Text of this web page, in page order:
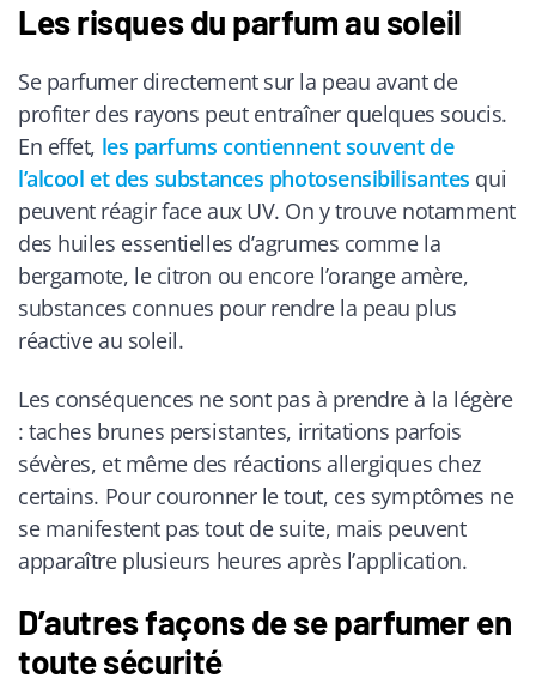
Les risques du parfum au soleil
Se parfumer directement sur la peau avant de
profiter des rayons peut entraîner quelques soucis.
En effet, les parfums contiennent souvent de
l’alcool et des substances photosensibilisantes qui
peuvent réagir face aux UV. On y trouve notamment
des huiles essentielles d’agrumes comme la
bergamote, le citron ou encore l’orange amère,
substances connues pour rendre la peau plus
réactive au soleil.
Les conséquences ne sont pas à prendre à la légère
: taches brunes persistantes, irritations parfois
sévères, et même des réactions allergiques chez
certains. Pour couronner le tout, ces symptômes ne
se manifestent pas tout de suite, mais peuvent
apparaître plusieurs heures après l’application.
D’autres façons de se parfumer en
toute sécurité